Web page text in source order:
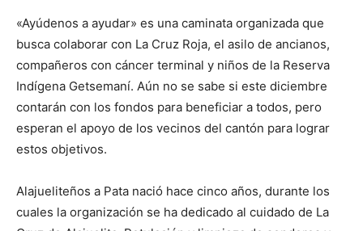
«Ayúdenos a ayudar» es una caminata organizada que
busca colaborar con La Cruz Roja, el asilo de ancianos,
compañeros con cáncer terminal y niños de la Reserva
Indígena Getsemaní. Aún no se sabe si este diciembre
contarán con los fondos para beneficiar a todos, pero
esperan el apoyo de los vecinos del cantón para lograr
estos objetivos.
Alajueliteños a Pata nació hace cinco años, durante los
cuales la organización se ha dedicado al cuidado de La